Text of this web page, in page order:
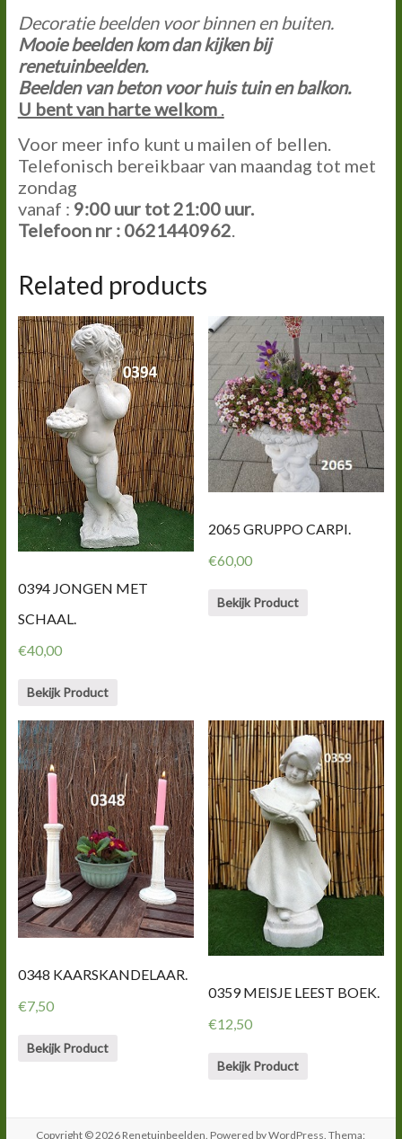
Decoratie beelden voor binnen en buiten.
Mooie beelden kom dan kijken bij
renetuinbeelden.
Beelden van beton voor huis tuin en balkon.
U bent van harte welkom.
Voor meer info kunt u mailen of bellen.
Telefonisch bereikbaar van maandag tot met
zondag
vanaf : 9:00uur tot21:00uur.
Telefoon nr : 0621440962.
Related products
0394 JONGEN MET
SCHAAL.
€40,00
Bekijk Product
2065 GRUPPO CARPI.
€60,00
Bekijk Product
0348 KAARSKANDELAAR.
€7,50
Bekijk Product
0359 MEISJE LEEST BOEK.
€12,50
Bekijk Product
Copyright © 2026 Renetuinbeelden. Powered byWordPress. Thema: